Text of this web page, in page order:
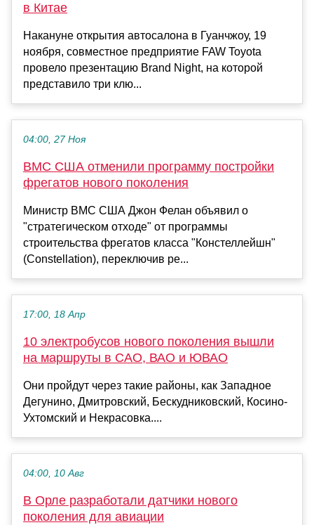
в Китае
Накануне открытия автосалона в Гуанчжоу, 19
ноября, совместное предприятие FAW Toyota
провело презентацию Brand Night, на которой
представило три клю...
04:00, 27 Ноя
ВМС США отменили программу постройки
фрегатов нового поколения
Министр ВМС США Джон Фелан объявил о
"стратегическом отходе" от программы
строительства фрегатов класса "Констеллейшн"
(Constellation), переключив ре...
17:00, 18 Апр
10 электробусов нового поколения вышли
на маршруты в САО, ВАО и ЮВАО
Они пройдут через такие районы, как Западное
Дегунино, Дмитровский, Бескудниковский, Косино-
Ухтомский и Некрасовка....
04:00, 10 Авг
В Орле разработали датчики нового
поколения для авиации